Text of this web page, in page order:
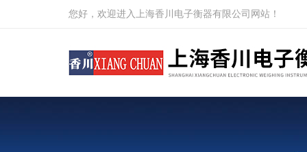
您好，欢迎进入上海香川电子衡器有限公司网站！